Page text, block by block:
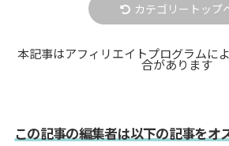
カテゴリートップ
本記事はアフィリエイトプログラムに
合があります
この記事の編集者は以下の記事をオ